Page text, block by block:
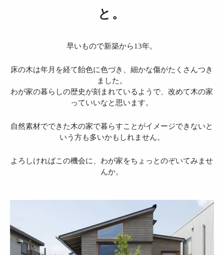
と。
早いもので新築から13年。
床の木は年月を経て飴色に色づき、細かな傷がたくさんつき
ました。
わが家の暮らしの歴史が刻まれているようで、改めて木の家
っていいなと思います。
自然素材でできた木の家で暮らすことがイメージできないと
いう方も多いかもしれません。
よろしければこの機会に、わが家をちょっとのぞいてみませ
んか。